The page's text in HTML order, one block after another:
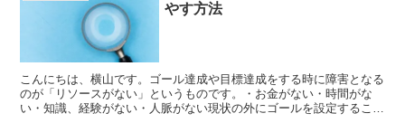
やす方法
こんにちは、横山です。ゴール達成や目標達成をする時に障害となる
のが「リソースがない」というものです。・お金がない・時間がな
い・知識、経験がない・人脈がない現状の外にゴールを設定すること